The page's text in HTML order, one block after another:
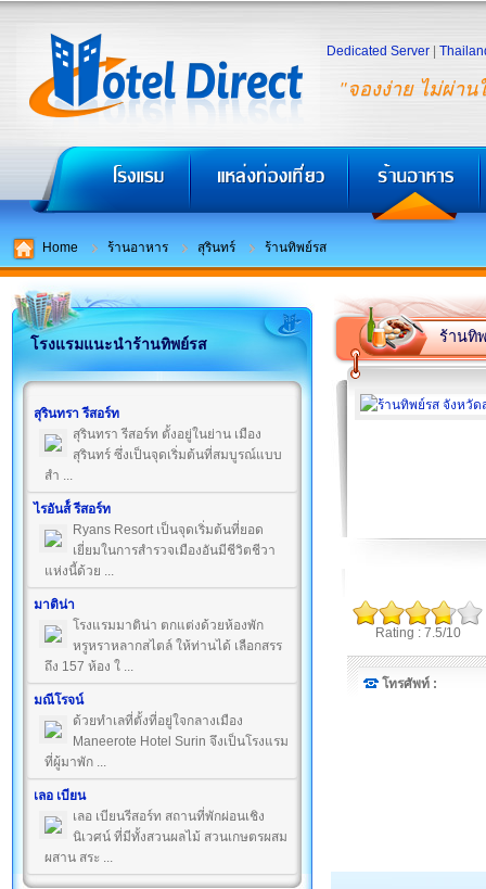
"จองง่าย ไม่ผ่าน
Dedicated Server
Home ร้านอาหาร สุรินทร์ ร้านทิพย์รส
โรงแรมแนะนำร้านทิพย์รส
สุรินทรา รีสอร์ท
สุรินทรา รีสอร์ท ตั้งอยู่ในย่าน เมือง
สุรินทร์ ซึ่งเป็นจุดเริ่มต้นที่สมบูรณ์แบบ
สำ ...
ไรอันส์์ รีสอร์ท
Ryans Resort เป็นจุดเริ่มต้นที่ยอด
เยี่ยมในการสำรวจเมืองอันมีชีวิตชีวา
แห่งนี้ด้วย ...
มาติน่า
โรงแรมมาติน่า ตกแต่งด้วยห้องพัก
หรูหราหลากสไตล์ ให้ท่านได้ เลือกสรร
ถึง 157 ห้อง ใ ...
มณีโรจน์
ด้วยทำเลที่ตั้งที่อยู่ใจกลางเมือง
Maneerote Hotel Surin จึงเป็นโรงแรม
ที่ผู้มาพัก ...
เลอ เบียน
เลอ เบียนรีสอร์ท สถานที่พักผ่อนเชิง
นิเวศน์ ที่มีทั้งสวนผลไม้ สวนเกษตรผสม
ผสาน สระ ...
ร้านทิ
Rating : 7.5/10
โทรศัพท์ :